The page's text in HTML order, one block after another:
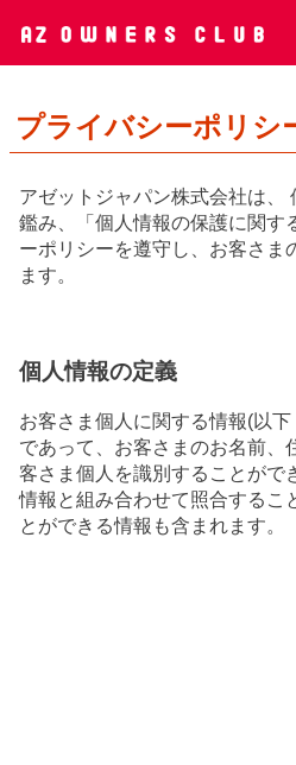
プライバシーポリシ
アゼットジャパン株式会社は、
鑑み、「個人情報の保護に関す
ーポリシーを遵守し、お客さま
ます。
個人情報の定義
お客さま個人に関する情報(以
であって、お客さまのお名前、
客さま個人を識別することがで
情報と組み合わせて照合するこ
とができる情報も含まれます。